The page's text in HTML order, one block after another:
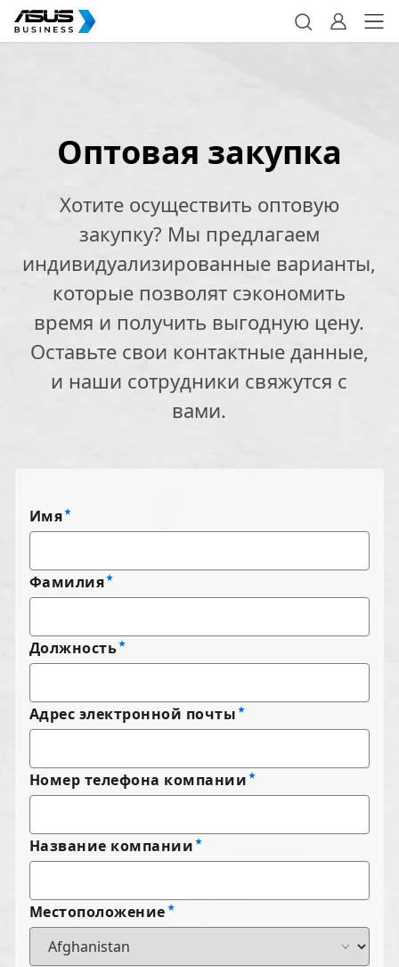
Оптовая закупка
Хотите осуществить оптовую
закупку? Мы предлагаем
индивидуализированные варианты,
которые позволят сэкономить
время и получить выгодную цену.
Оставьте свои контактные данные,
и наши сотрудники свяжутся с
вами.
Имя
Фамилия
Должность
Адрес электронной почты
Номер телефона компании
Название компании
Местоположение